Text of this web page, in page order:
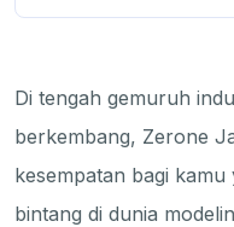
Di tengah gemuruh
berkembang, Zerone
kesempatan bagi
bintang di dunia